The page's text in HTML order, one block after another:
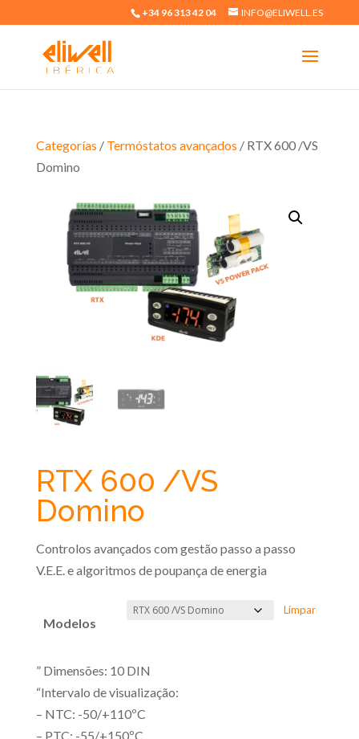
+34 96 313 42 04 INFO@ELIWELL.ES
Categorías / Termóstatos avançados / RTX 600 /VS
Domino
RTX 600 /VS
Domino
Controlos avançados com gestão passo a passo
V.E.E. e algoritmos de poupança de energia
Modelos
Limpar
” Dimensões: 10 DIN
“Intervalo de visualização:
– NTC: -50/+110ºC
– PTC: -55/+150ºC